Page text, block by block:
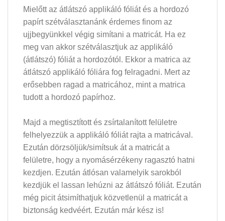
Mielőtt az átlátszó applikáló fóliát és a hordozó
papírt szétválasztanánk érdemes finom az
ujjbegyünkkel végig simítani a matricát. Ha ez
meg van akkor szétválasztjuk az applikáló
(átlátszó) fóliát a hordozótól. Ekkor a matrica az
átlátszó applikáló fóliára fog felragadni. Mert az
erősebben ragad a matricához, mint a matrica
tudott a hordozó papírhoz.
Majd a megtisztított és zsírtalanított felületre
felhelyezzük a applikáló fóliát rajta a matricával.
Ezután dörzsöljük/simítsuk át a matricát a
felületre, hogy a nyomásérzékeny ragasztó hatni
kezdjen. Ezután átlósan valamelyik sarokból
kezdjük el lassan lehúzni az átlátszó fóliát. Ezután
még picit átsimíthatjuk közvetlenül a matricát a
biztonság kedvéért. Ezután már kész is!